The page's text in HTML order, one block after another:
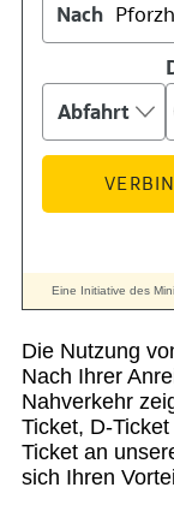
Die Nutzung
Nach Ihrer
Nahverkehr
Ticket, D-
Ticket an
sich Ihren